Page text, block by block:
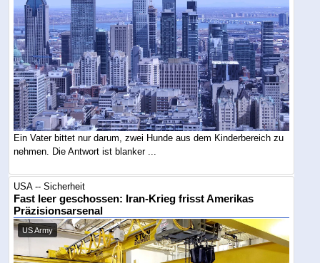
Ein Vater bittet nur darum, zwei Hunde aus dem Kinderbereich zu
nehmen. Die Antwort ist blanker ...
USA -- Sicherheit
Fast leer geschossen: Iran-Krieg frisst Amerikas
Präzisionsarsenal
US Army